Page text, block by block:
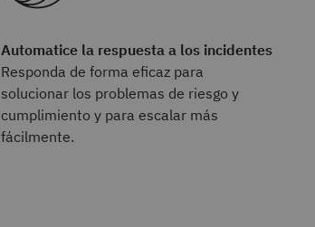
Automatice la respuesta a los incidentes
Responda de forma eficaz para
solucionar los problemas de riesgo y
cumplimiento y para escalar más
fácilmente.